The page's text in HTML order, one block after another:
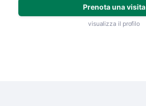
Prenota una visita
visualizza il profilo